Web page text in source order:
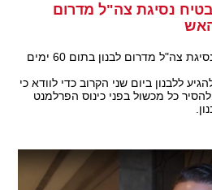
נסיגת צה"ל מדרום
ממשל ביידן נערך לוודא את נסיגת צה"ל מדרום לבנון בתום 60 ימים
ללבנון ביום שני הקרוב כדי לוודא כי
כל מכשול בפני כינוס הפרלמנט